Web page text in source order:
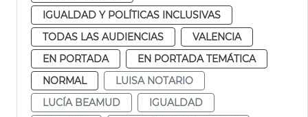
IGUALDAD Y POLÍTICAS INCLUSIVAS
TODAS LAS AUDIENCIAS
VALENCIA
EN PORTADA
EN PORTADA TEMÁTICA
NORMAL
LUISA NOTARIO
LUCÍA BEAMUD
IGUALDAD